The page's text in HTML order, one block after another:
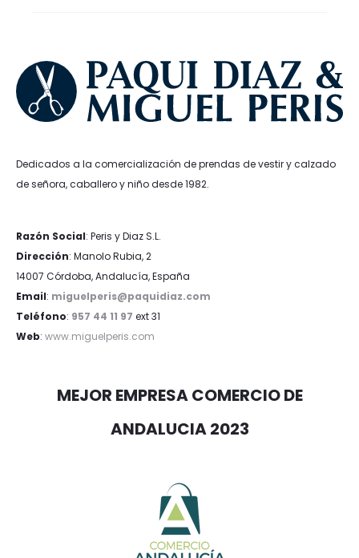
Dedicados a la comercialización de prendas de vestir y calzado
de señora, caballero y niño desde 1982.
Razón Social: Peris y Diaz S.L.
Dirección: Manolo Rubia, 2
14007 Córdoba, Andalucía, España
Email: miguelperis@paquidiaz.com
Teléfono: 957 44 11 97 ext 31
Web: www.miguelperis.com
MEJOR EMPRESA COMERCIO DE
ANDALUCIA 2023